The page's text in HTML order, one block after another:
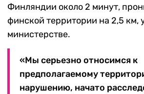
Финляндии около 2 минут,
финской территории на 2,5 км,
министерстве.
«Мы серьезно относимся к
предполагаемому
нарушению, начато